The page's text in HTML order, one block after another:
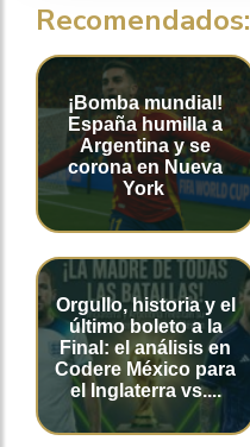
Recomendados:
¡Bomba mundial!
España humilla a
Argentina y se
corona en Nueva
York
Orgullo, historia y el
último boleto a la
Final: el análisis en
Codere México para
el Inglaterra vs....